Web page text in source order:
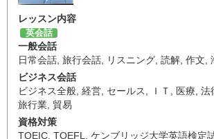
レッスン内容
英会話
一般会話
日常会話 旅行会話 リスニング 読解 作文
ビジネス会話
ビジネス全般 経営 セールス ＩＴ 医療 法
旅行業 貿易
資格対策
TOEIC TOEFL ケンブリッジ大学英語検定